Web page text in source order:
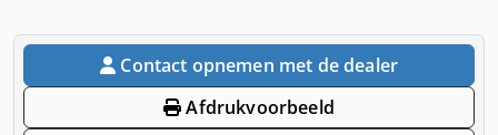
Contact opnemen met de dealer
Afdrukvoorbeeld